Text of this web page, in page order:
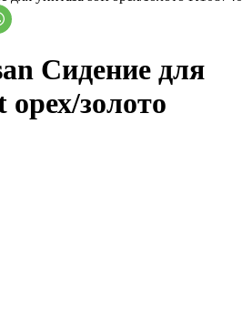
Сидение для
орех/золото